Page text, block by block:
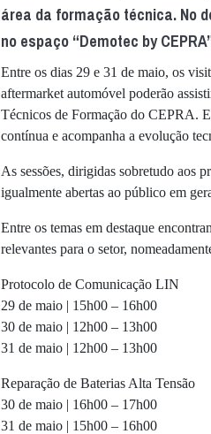
área da formação técnica. No
no espaço “Demotec by
Entre os dias 29 e 31 de maio, os
aftermarket automóvel poderão
Técnicos de Formação do CEPRA.
contínua e acompanha a evolução
As sessões, dirigidas sobretudo aos
igualmente abertas ao público em
Entre os temas em destaque
relevantes para o setor,
Protocolo de Comunicação LIN
29 de maio | 15h00 – 16h00
30 de maio | 12h00 – 13h00
31 de maio | 12h00 – 13h00
Reparação de Baterias Alta Tensão
30 de maio | 16h00 – 17h00
31 de maio | 15h00 – 16h00